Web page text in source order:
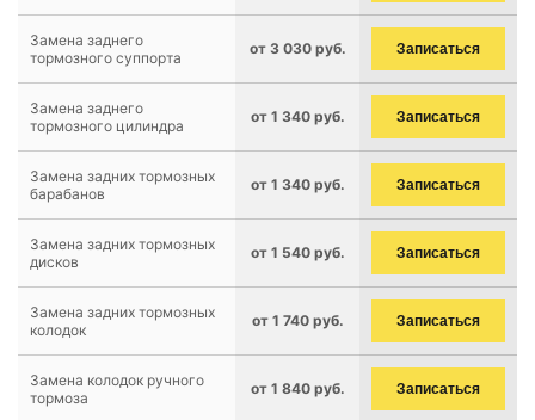
Замена заднего
тормозного суппорта
от 3 030 руб. Записаться
Замена заднего
тормозного цилиндра
от 1 340 руб. Записаться
Замена задних тормозных
барабанов
от 1 340 руб. Записаться
Замена задних тормозных
дисков
от 1 540 руб. Записаться
Замена задних тормозных
колодок
от 1 740 руб. Записаться
Замена колодок ручного
тормоза
от 1 840 руб. Записаться